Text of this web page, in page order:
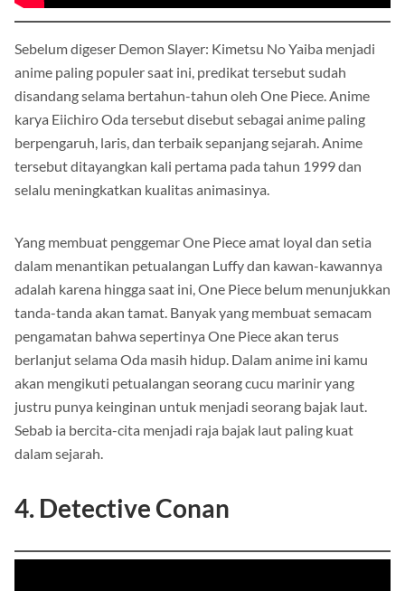
Sebelum digeser Demon Slayer: Kimetsu No Yaiba menjadi
anime paling populer saat ini, predikat tersebut sudah
disandang selama bertahun-tahun oleh One Piece. Anime
karya Eiichiro Oda tersebut disebut sebagai anime paling
berpengaruh, laris, dan terbaik sepanjang sejarah. Anime
tersebut ditayangkan kali pertama pada tahun 1999 dan
selalu meningkatkan kualitas animasinya.
Yang membuat penggemar One Piece amat loyal dan setia
dalam menantikan petualangan Luffy dan kawan-kawannya
adalah karena hingga saat ini, One Piece belum menunjukkan
tanda-tanda akan tamat. Banyak yang membuat semacam
pengamatan bahwa sepertinya One Piece akan terus
berlanjut selama Oda masih hidup. Dalam anime ini kamu
akan mengikuti petualangan seorang cucu marinir yang
justru punya keinginan untuk menjadi seorang bajak laut.
Sebab ia bercita-cita menjadi raja bajak laut paling kuat
dalam sejarah.
4. Detective Conan